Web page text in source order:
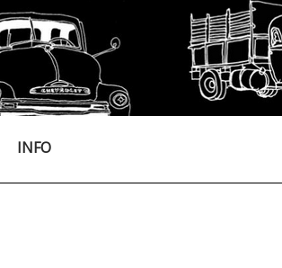
INFO